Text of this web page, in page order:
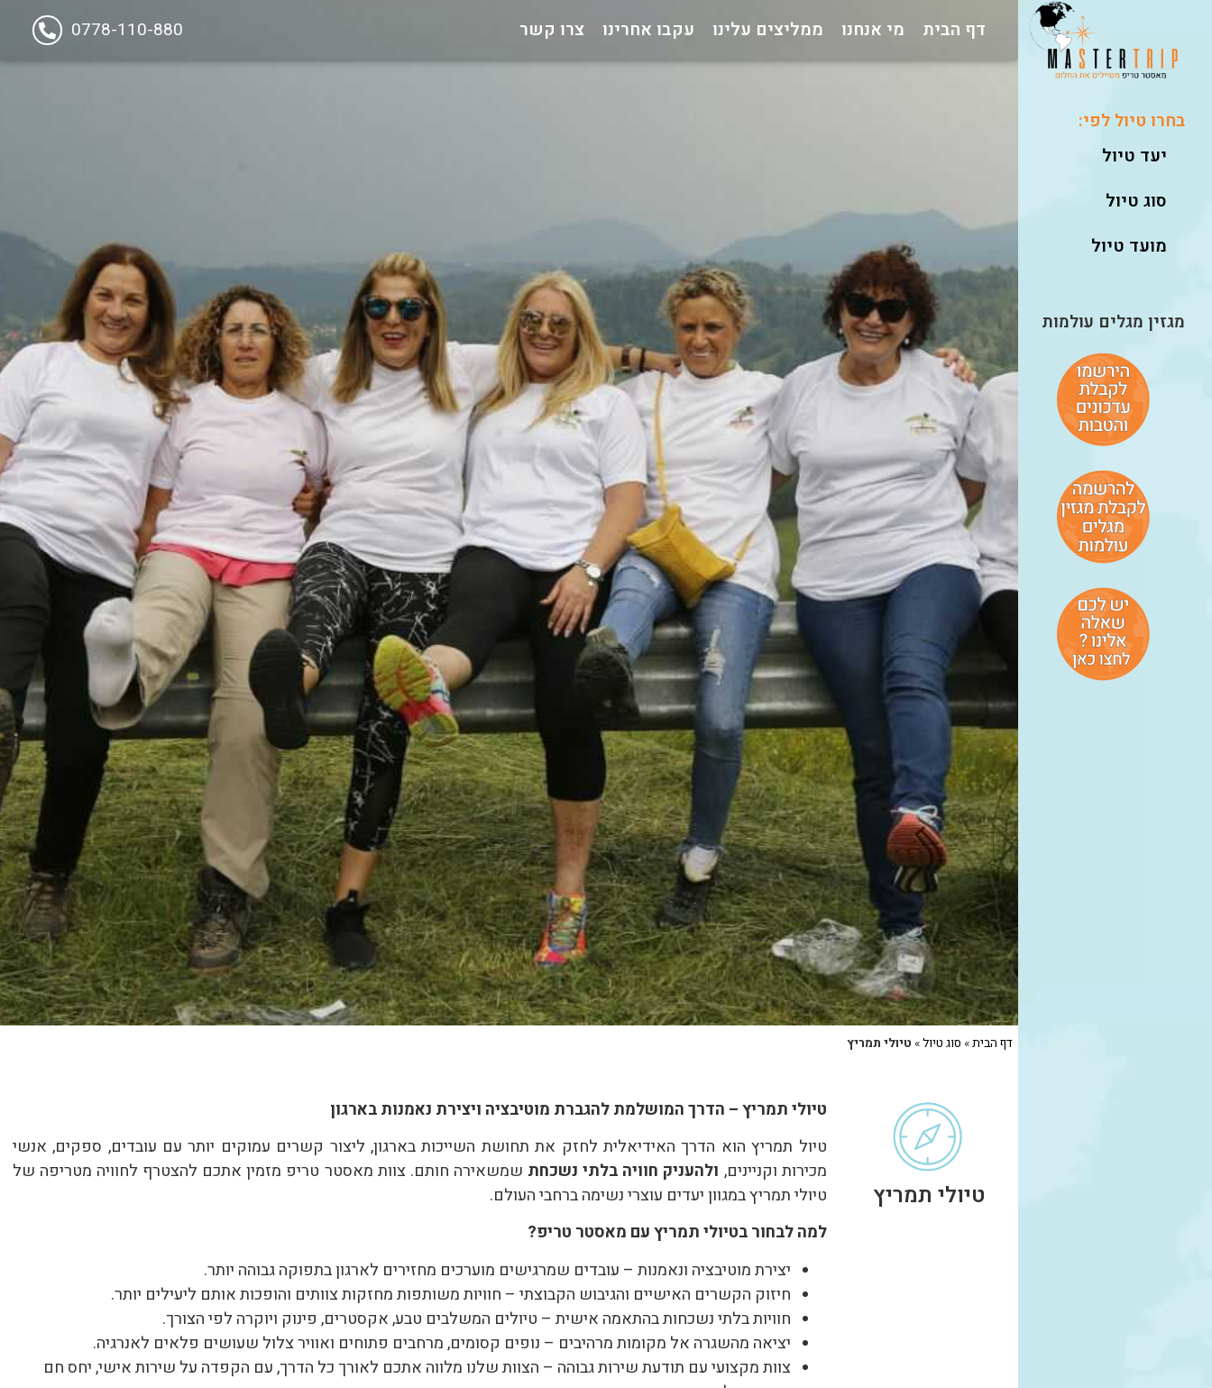
דף הבית מי אנחנו ממליצים עלינו עקבו אחרינו צרו קשר 0778-110-880
דף הבית» סוג טיול» טיולי תמריץ
טיולי תמריץ
טיולי תמריץ – הדרך המושלמת להגברת מוטיבציה ויצירת נאמנות בארגון
טיול תמריץ הוא הדרך האידיאלית לחזק את תחושת השייכות בארגון, ליצור קשרים עמוקים יותר עם עובדים, ספקים, אנשי
מכירות וקניינים, ולהעניק חוויה בלתי נשכחת שמשאירה חותם. צוות מאסטר טריפ מזמין אתכם להצטרף לחוויה מטריפה של
טיולי תמריץ במגוון יעדים עוצרי נשימה ברחבי העולם.
למה לבחור בטיולי תמריץ עם מאסטר טריפ?
יצירת מוטיבציה ונאמנות – עובדים שמרגישים מוערכים מחזירים לארגון בתפוקה גבוהה יותר.
חיזוק הקשרים האישיים והגיבוש הקבוצתי – חוויות משותפות מחזקות צוותים והופכות אותם ליעילים יותר.
חוויות בלתי נשכחות בהתאמה אישית – טיולים המשלבים טבע, אקסטרים, פינוק ויוקרה לפי הצורך.
יציאה מהשגרה אל מקומות מרהיבים – נופים קסומים, מרחבים פתוחים ואוויר צלול שעושים פלאים לאנרגיה.
צוות מקצועי עם תודעת שירות גבוהה – הצוות שלנו מלווה אתכם לאורך כל הדרך, עם הקפדה על שירות אישי, יחס חם
בחרו טיול לפי:
יעד טיול
סוג טיול
מועד טיול
מגזין מגלים עולמות